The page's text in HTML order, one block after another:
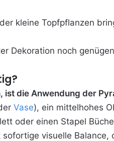
kleine Topfpflanzen
Dekoration noch
ist die Anwendung der
Vase), ein mittelhohes
oder einen Stapel
visuelle Balance,